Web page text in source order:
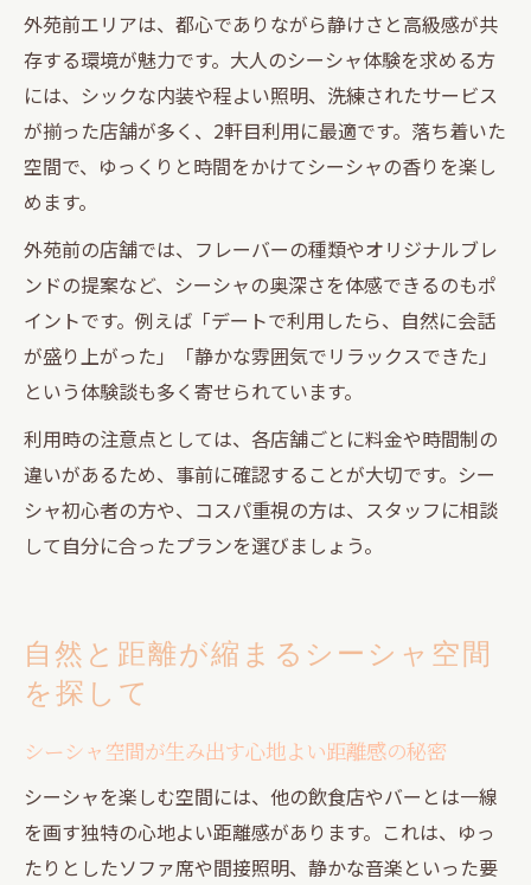
外苑前エリアは、都心でありながら静けさと高級感が共
存する環境が魅力です。大人のシーシャ体験を求める方
には、シックな内装や程よい照明、洗練されたサービス
が揃った店舗が多く、2軒目利用に最適です。落ち着いた
空間で、ゆっくりと時間をかけてシーシャの香りを楽し
めます。
外苑前の店舗では、フレーバーの種類やオリジナルブレ
ンドの提案など、シーシャの奥深さを体感できるのもポ
イントです。例えば「デートで利用したら、自然に会話
が盛り上がった」「静かな雰囲気でリラックスできた」
という体験談も多く寄せられています。
利用時の注意点としては、各店舗ごとに料金や時間制の
違いがあるため、事前に確認することが大切です。シー
シャ初心者の方や、コスパ重視の方は、スタッフに相談
して自分に合ったプランを選びましょう。
自然と距離が縮まるシーシャ空間
を探して
シーシャ空間が生み出す心地よい距離感の秘密
シーシャを楽しむ空間には、他の飲食店やバーとは一線
を画す独特の心地よい距離感があります。これは、ゆっ
たりとしたソファ席や間接照明、静かな音楽といった要